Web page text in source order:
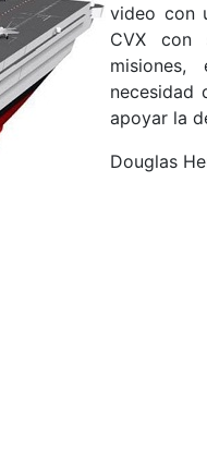
video con
CVX con
necesidad
apoyar la
Douglas